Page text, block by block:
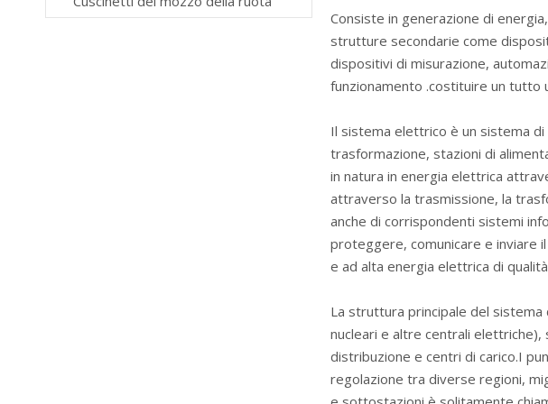
Consiste in generazione di
strutture secondarie come
dispositivi di misurazione,
funzionamento .costituire un tutto
Il sistema elettrico è un sistema
trasformazione, stazioni di
in natura in energia elettrica
attraverso la trasmissione, la
anche di corrispondenti sistemi
proteggere, comunicare e inviare
e ad alta energia elettrica di
La struttura principale del
nucleari e altre centrali
distribuzione e centri di carico.I
regolazione tra diverse regioni,